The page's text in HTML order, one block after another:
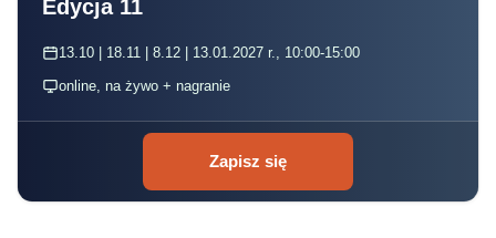
podstawie ostatnich trzech miesięcy. Premie
należne za okresy dłuższe niż miesiąc
(kwartalne) należy wypłacać w ustalonych
terminach w pełnej wysokości, bez
uwzględnienia czasu urlopowego.
UZASADNIENIE